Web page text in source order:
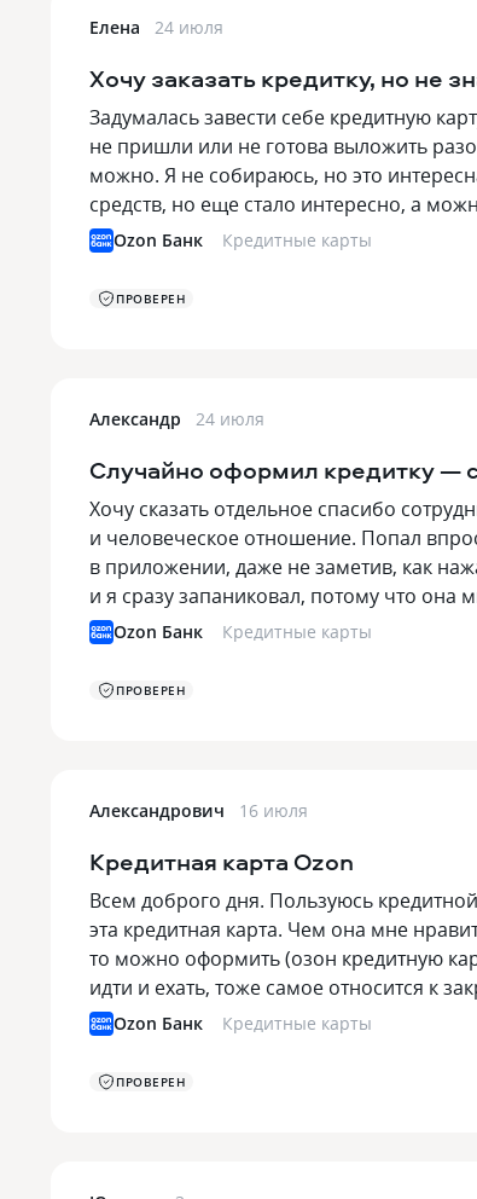
Елена 24 июля
Хочу заказать кредитку, но не
Задумалась завести себе кредитную
не пришли или не готова выложить
можно. Я не собираюсь, но это
средств, но еще стало интересно, а
Ozon Банк Кредитные карты
ПРОВЕРЕН
Александр 24 июля
Случайно оформил кредитку —
Хочу сказать отдельное спасибо
и человеческое отношение. Попал
в приложении, даже не заметив, как
и я сразу запаниковал, потому что
Ozon Банк Кредитные карты
ПРОВЕРЕН
Александрович 16 июля
Кредитная карта Ozon
Всем доброго дня. Пользуюсь
эта кредитная карта. Чем она мне
то можно оформить (озон кредитную
идти и ехать, тоже самое относится к
Ozon Банк Кредитные карты
ПРОВЕРЕН